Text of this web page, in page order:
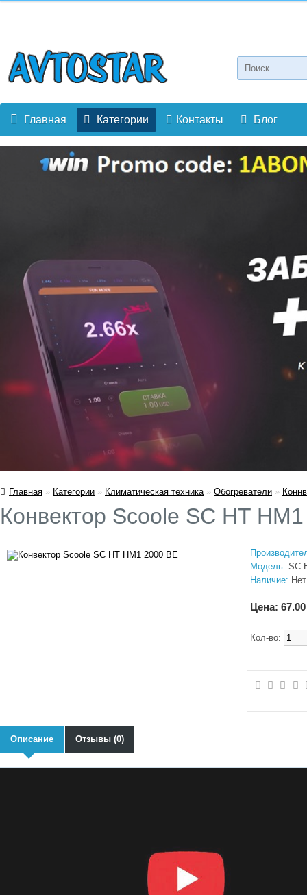
Главная Категории Контакты Блог
Главная » Категории » Климатическая техника » Обогреватели »
Конвектор Scoole SC HT
Модель: SC
Наличие:
Цена:
Кол-во:
Описание Отзывы (0)